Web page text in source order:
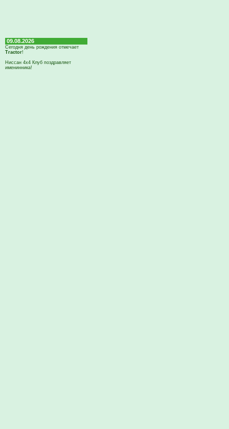
09.08.2026
Сегодня день рождения отмечает
Tractor!
Ниссан 4х4 Клуб поздравляет
именинника!